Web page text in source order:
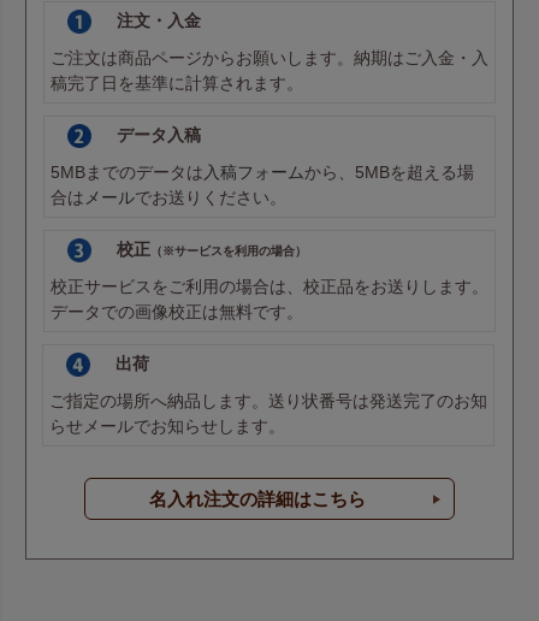
注文・入金
ご注文は商品ページからお願いします。納期はご入金・入
稿完了日を基準に計算されます。
データ入稿
5MBまでのデータは 入稿フォームから、5MBを超える場
合は メールでお送りください。
校正（※サービスを利用の場合）
校正サービスをご利用の場合は、校正品をお送りします。
データでの画像校正は無料です。
出荷
ご指定の場所へ納品します。送り状番号は発送完了のお知
らせメールでお知らせします。
名入れ注文の詳細はこちら